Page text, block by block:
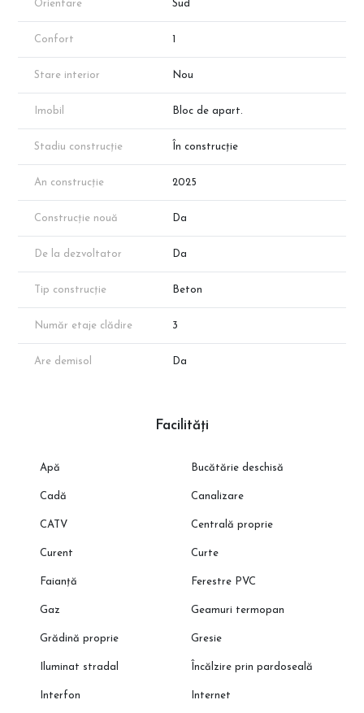
Orientare Sud
Confort 1
Stare interior Nou
Imobil Bloc de apart.
Stadiu construcție În construcție
An construcție 2025
Construcție nouă Da
De la dezvoltator Da
Tip construcție Beton
Număr etaje clădire 3
Are demisol Da
Facilități
Apă Bucătărie deschisă
Cadă Canalizare
CATV Centrală proprie
Curent Curte
Faianță Ferestre PVC
Gaz Geamuri termopan
Grădină proprie Gresie
Iluminat stradal Încălzire prin pardoseală
Interfon Internet